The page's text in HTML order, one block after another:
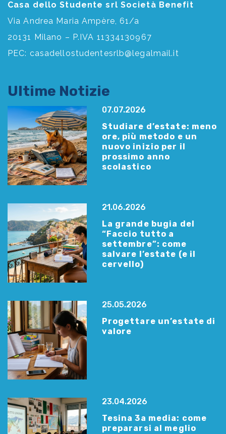
Casa dello Studente srl Società Benefit
Via Andrea Maria Ampère, 61/a
20131 Milano – P.IVA 11334130967
PEC: casadellostudentesrlb@legalmail.it
Ultime Notizie
07.07.2026
Studiare d’estate: meno
ore, più metodo e un
nuovo inizio per il
prossimo anno
scolastico
21.06.2026
La grande bugia del
“Faccio tutto a
settembre”: come
salvare l’estate (e il
cervello)
25.05.2026
Progettare un’estate di
valore
23.04.2026
Tesina 3a media: come
prepararsi al meglio